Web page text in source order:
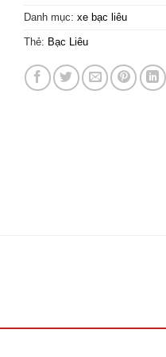
Danh mục: xe bạc liêu
Thẻ: Bạc Liêu